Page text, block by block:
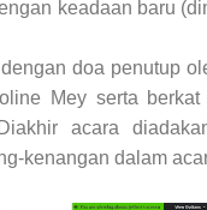
keadaan baru
doa penutup
Mey serta
Diakhir acara
kenangan dalam